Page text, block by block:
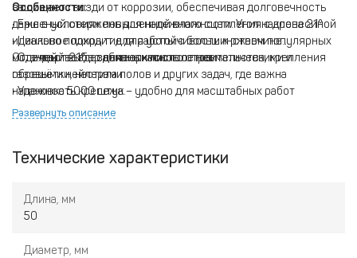
защищает гвозди от коррозии, обеспечивая долговечность
даже в условиях повышенной влажности. Угол наклона 21°
идеально подходит для работы с большинством популярных
моделей гвоздезабивных пистолетов.
Особенности:
• Ершеный стержень для надежного сцепления с древесиной
• Цинковое покрытие для устойчивости к ржавчине
• Стандарт 21° – совместимость с пневматическими и
газовыми нейлерами
• Упаковка 5000 штук – удобно для масштабных работ
Отличный выбор для каркасного строительства, крепления
обрешётки, настила полов и других задач, где важна
надежность крепежа.
Развернуть описание
Технические характеристики
Длина, мм
50
Диаметр, мм